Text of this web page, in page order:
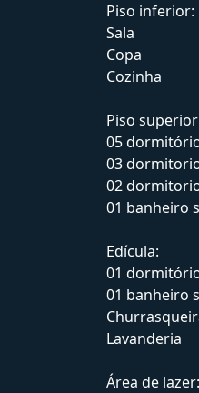
Piso inferior:
Sala
Copa
Cozinha
Piso
05
03
02
01 banheiro
Edícula:
01
01 banheiro
Lavanderia
Área de lazer: